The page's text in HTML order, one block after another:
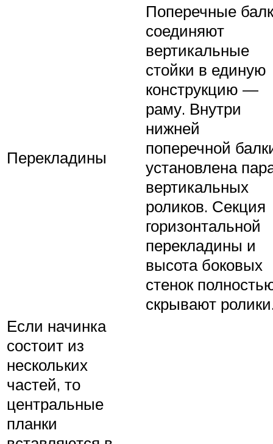
Перекладины
Поперечные
соединяют
вертикальные
стойки в единую
конструкцию —
раму. Внутри
нижней
поперечной
установлена
вертикальных
роликов. Секция
горизонтальной
перекладины и
высота боковых
стенок
скрывают
Если начинка
состоит из
нескольких
частей, то
центральные
планки